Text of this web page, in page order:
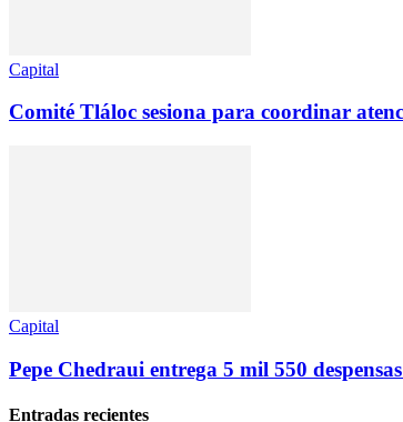
Capital
Comité Tláloc sesiona para coordinar
Capital
Pepe Chedraui entrega 5 mil 550
Entradas recientes